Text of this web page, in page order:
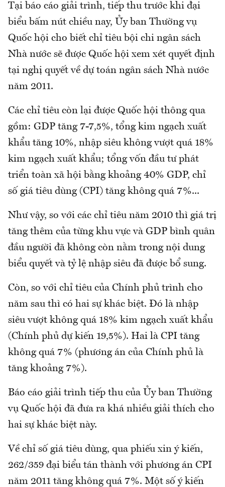
Tại báo cáo giải trình, tiếp thu trước khi đại
biểu bấm nút chiều nay, Ủy ban Thường vụ
Quốc hội cho biết chỉ tiêu bội chi ngân sách
Nhà nước sẽ được Quốc hội xem xét quyết định
tại nghị quyết về dự toán ngân sách Nhà nước
năm 2011.
Các chỉ tiêu còn lại được Quốc hội thông qua
gồm: GDP tăng 7-7,5%, tổng kim ngạch xuất
khẩu tăng 10%, nhập siêu không vượt quá 18%
kim ngạch xuất khẩu; tổng vốn đầu tư phát
triển toàn xã hội bằng khoảng 40% GDP, chỉ
số giá tiêu dùng (CPI) tăng không quá 7%...
Như vậy, so với các chỉ tiêu năm 2010 thì giá trị
tăng thêm của từng khu vực và GDP bình quân
đầu người đã không còn nằm trong nội dung
biểu quyết và tỷ lệ nhập siêu đã được bổ sung.
Còn, so với chỉ tiêu của Chính phủ trình cho
năm sau thì có hai sự khác biệt. Đó là nhập
siêu vượt không quá 18% kim ngạch xuất khẩu
(Chính phủ dự kiến 19,5%). Hai là CPI tăng
không quá 7% (phương án của Chính phủ là
tăng khoảng 7%).
Báo cáo giải trình tiếp thu của Ủy ban Thường
vụ Quốc hội đã đưa ra khá nhiều giải thích cho
hai sự khác biệt này.
Về chỉ số giá tiêu dùng, qua phiếu xin ý kiến,
262/359 đại biểu tán thành với phương án CPI
năm 2011 tăng không quá 7%. Một số ý kiến